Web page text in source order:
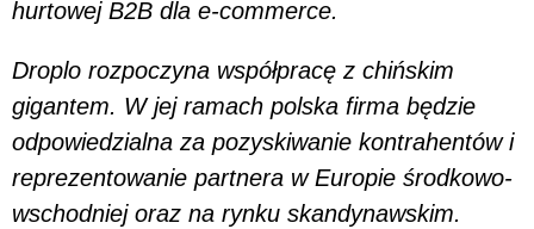
hurtowej B2B dla e-commerce.
Droplo rozpoczyna współpracę z chińskim
gigantem. W jej ramach polska firma będzie
odpowiedzialna za pozyskiwanie kontrahentów i
reprezentowanie partnera w Europie środkowo-
wschodniej oraz na rynku skandynawskim.